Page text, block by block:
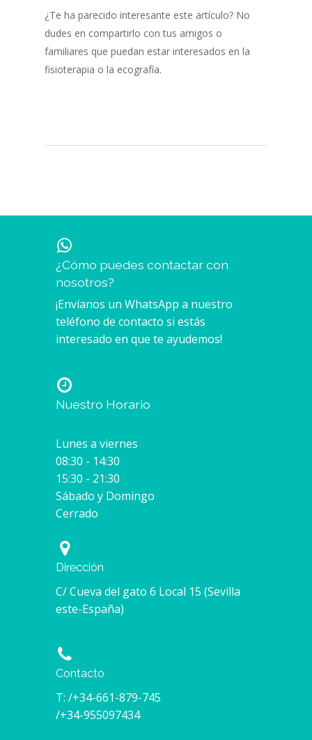
¿Te ha parecido interesante este artículo? No
dudes en compartirlo con tus amigos o
familiares que puedan estar interesados en la
fisioterapia o la ecografía.
¿Cómo puedes contactar con
nosotros?
¡Envíanos un WhatsApp a nuestro
teléfono de contacto si estás
interesado en que te ayudemos!
Nuestro Horario
Lunes a viernes
08:30 - 14:30
15:30 - 21:30
Sábado y Domingo
Cerrado
Dirección
C/ Cueva del gato 6 Local 15 (Sevilla
este-España)
Contacto
T: /+34-661-879-745
/+34-955097434